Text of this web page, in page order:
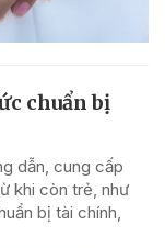
chuẩn bị
dẫn, cung cấp
khi còn trẻ, như
bị tài chính,